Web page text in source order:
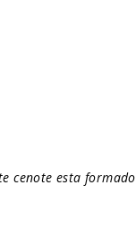
cenote esta formado